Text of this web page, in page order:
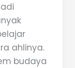
ahlinya.
budaya